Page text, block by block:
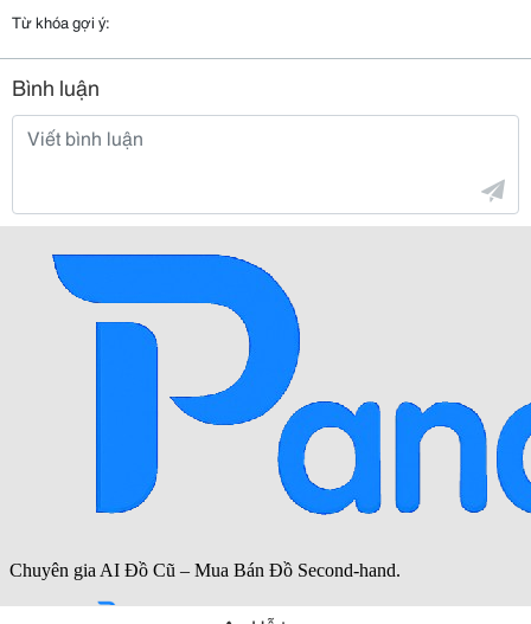
Từ khóa gợi ý:
Bình luận